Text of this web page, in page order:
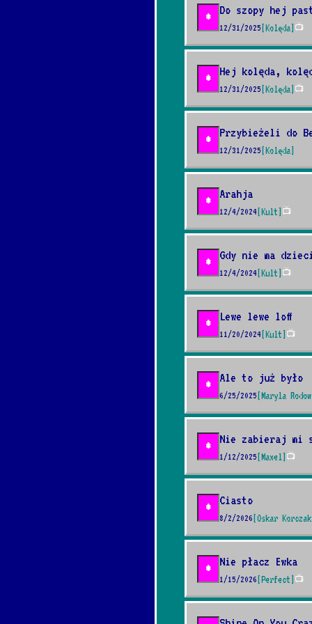
* Do szopy hej
12/31/2025 [Kolęda] 📺
* Hej kolęda,
12/31/2025 [Kolęda] 📺
* Przybieżeli do
12/31/2025 [Kolęda]
* Arahja
12/4/2024 [Kult] 📺
* Gdy nie ma
12/4/2024 [Kult] 📺
* Lewe lewe loff
11/20/2024 [Kult] 📺
* Ale to już było
6/25/2025 [Maryla
* Nie zabieraj mi
1/12/2025 [Maxel] 📺
* Ciasto
8/2/2026 [Oskar
* Nie płacz Ewka
1/15/2026 [Perfect] 📺